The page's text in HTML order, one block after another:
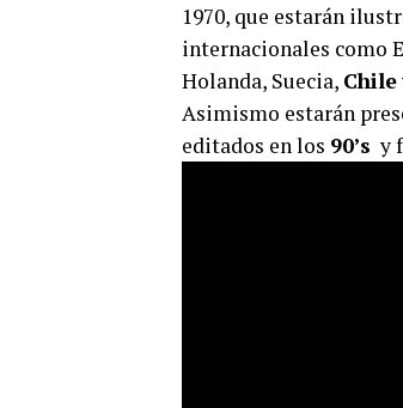
1970, que estarán
internacionales como
Holanda, Suecia, Chile
Asimismo estarán
editados en los 90’s y